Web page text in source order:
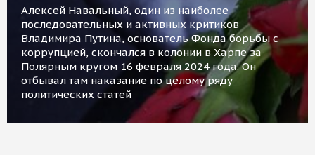
Алексей Навальный, один из наиболее
последовательных и активных критиков
Владимира Путина, основатель Фонда борьбы с
коррупцией, скончался в колонии в Харпе за
Полярным кругом 16 февраля 2024 года. Он
отбывал там наказание по целому ряду
политических статей